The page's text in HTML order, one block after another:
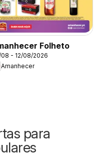
Folheto
- 12/08/2026
Amanhecer
para